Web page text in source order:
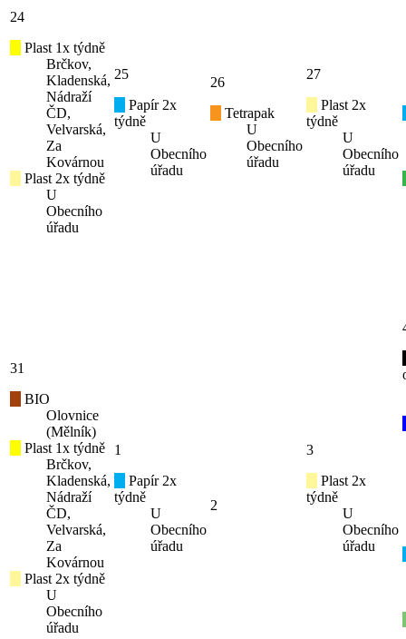
24
Plast 1x týdně
Brčkov,
Kladenská,
Nádraží
ČD,
Velvarská,
Za
Kovárnou
Plast 2x týdně
U
Obecního
úřadu
25
Papír 2x
týdně
U
Obecního
úřadu
26
Tetrapak
U
Obecního
úřadu
27
Plast 2x
týdně
U
Obecního
úřadu
31
BIO
Olovnice
(Mělník)
Plast 1x týdně
Brčkov,
Kladenská,
Nádraží
ČD,
Velvarská,
Za
Kovárnou
Plast 2x týdně
U
Obecního
úřadu
1
Papír 2x
týdně
U
Obecního
úřadu
2
3
Plast 2x
týdně
U
Obecního
úřadu